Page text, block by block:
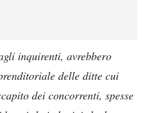
inquirenti, avrebbero
delle ditte cui
dei concorrenti, spesse